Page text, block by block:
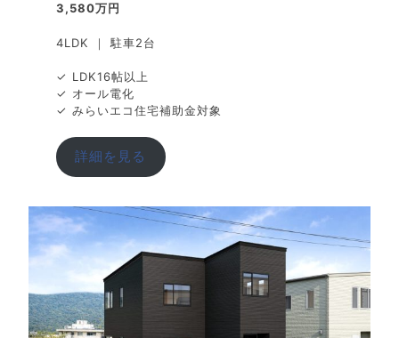
3,580万円
4LDK ｜ 駐車2台
✓ LDK16帖以上
✓ オール電化
✓ みらいエコ住宅補助金対象
詳細を見る